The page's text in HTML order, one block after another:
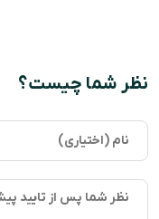
نظر شما چیست؟